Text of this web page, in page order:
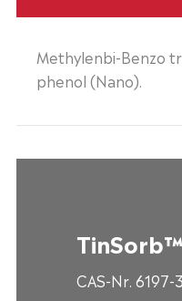
Methylenbi-Benzo
phenol (Nano).
CAS-Nr.